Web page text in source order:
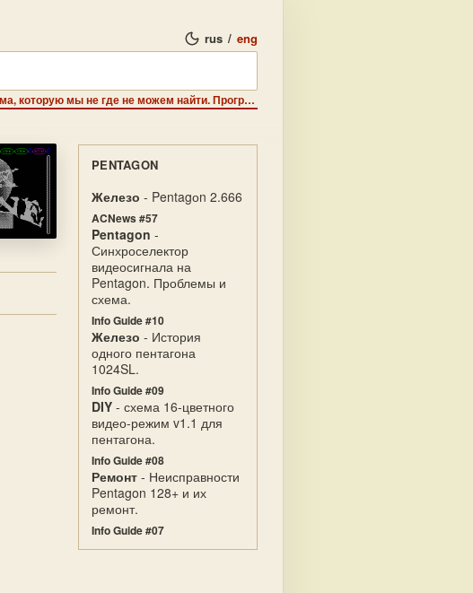
rus / eng
Крик о помощи - ABS Grоuр нужна программа, которую мы не где не можем найти. Программа называется FDE 3.05.
PENTAGON
Железо - Pentagоn 2.666
ACNews #57
Pentagon -
Синхроселектор
видеосигнала на
Pentagon. Проблемы и
схема.
Info Guide #10
Железо - История
одного пентагона
1024SL.
Info Guide #09
DIY - схема 16-цветного
видео-режим v1.1 для
пентагона.
Info Guide #08
Ремонт - Неисправности
Pentagon 128+ и их
ремонт.
Info Guide #07